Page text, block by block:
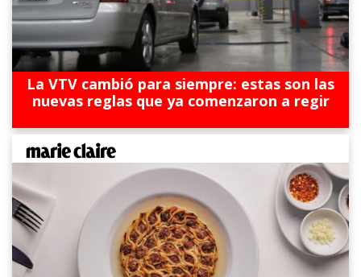
La VTV cambió para siempre: estas son las
nuevas reglas que ya comenzaron a regir